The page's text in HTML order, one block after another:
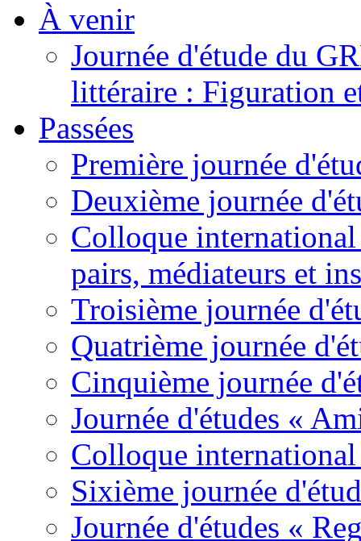
À venir
Journée d'étude du
littéraire : Figuration
Passées
Première journée
Deuxième journée
Colloque
pairs, médiateurs et
Troisième journée
Quatrième journée
Cinquième journée
Journée d'études «
Colloque
Sixième journée
Journée d'études «